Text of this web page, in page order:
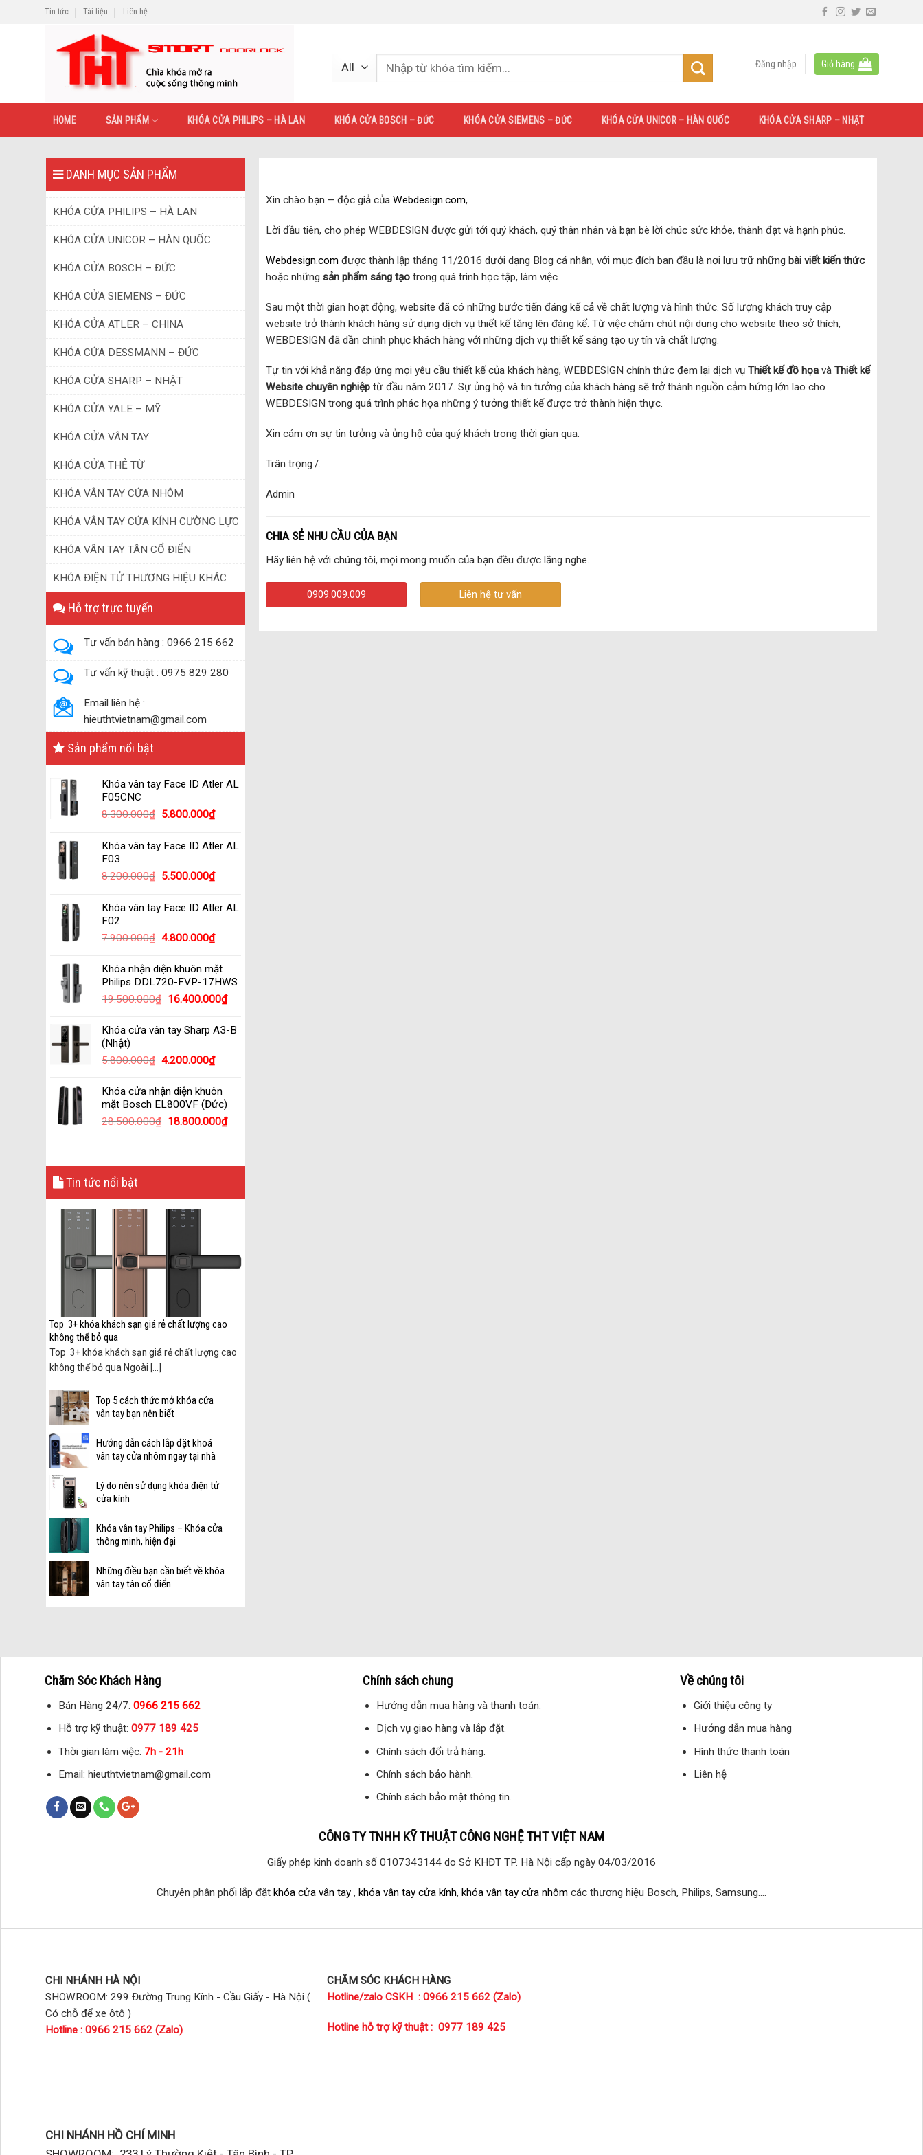
Tin tức Tài liệu Liên hệ
Đăng nhập Giỏ hàng
HOME SẢN PHẨM KHÓA CỬA PHILIPS – HÀ LAN KHÓA CỬA BOSCH – ĐỨC KHÓA CỬA SIEMENS – ĐỨC KHÓA CỬA UNICOR – HÀN QUỐC KHÓA CỬA SHARP – NHẬT
DANH MỤC SẢN PHẨM
KHÓA CỬA PHILIPS – HÀ LAN
KHÓA CỬA UNICOR – HÀN QUỐC
KHÓA CỬA BOSCH – ĐỨC
KHÓA CỬA SIEMENS – ĐỨC
KHÓA CỬA ATLER – CHINA
KHÓA CỬA DESSMANN – ĐỨC
KHÓA CỬA SHARP – NHẬT
KHÓA CỬA YALE – MỸ
KHÓA CỬA VÂN TAY
KHÓA CỬA THẺ TỪ
KHÓA VÂN TAY CỬA NHÔM
KHÓA VÂN TAY CỬA KÍNH CƯỜNG LỰC
KHÓA VÂN TAY TÂN CỔ ĐIỂN
KHÓA ĐIỆN TỬ THƯƠNG HIỆU KHÁC
Hỗ trợ trực tuyến
Tư vấn bán hàng : 0966 215 662
Tư vấn kỹ thuật : 0975 829 280
Email liên hệ :
hieuthtvietnam@gmail.com
Sản phẩm nổi bật
Khóa vân tay Face ID Atler AL
F05CNC
8.300.000₫ 5.800.000₫
Khóa vân tay Face ID Atler AL
F03
8.200.000₫ 5.500.000₫
Khóa vân tay Face ID Atler AL
F02
7.900.000₫ 4.800.000₫
Khóa nhận diện khuôn mặt
Philips DDL720-FVP-17HWS
19.500.000₫ 16.400.000₫
Khóa cửa vân tay Sharp A3-B
(Nhật)
5.800.000₫ 4.200.000₫
Khóa cửa nhận diện khuôn
mặt Bosch EL800VF (Đức)
28.500.000₫ 18.800.000₫
Tin tức nổi bật
Top 3+ khóa khách sạn giá rẻ chất lượng cao
không thể bỏ qua
Top 3+ khóa khách sạn giá rẻ chất lượng cao
không thể bỏ qua Ngoài [...]
Top 5 cách thức mở khóa cửa
vân tay bạn nên biết
Hướng dẫn cách lắp đặt khoá
vân tay cửa nhôm ngay tại nhà
Lý do nên sử dụng khóa điện tử
cửa kính
Khóa vân tay Philips – Khóa cửa
thông minh, hiện đại
Những điều bạn cần biết về khóa
vân tay tân cổ điển
Xin chào bạn – độc giả của Webdesign.com,
Lời đầu tiên, cho phép WEBDESIGN được gửi tới quý khách, quý thân nhân và bạn bè lời chúc sức khỏe, thành đạt và hạnh phúc.
Webdesign.com được thành lập tháng 11/2016 dưới dạng Blog cá nhân, với mục đích ban đầu là nơi lưu trữ những bài viết kiến thức
hoặc những sản phẩm sáng tạo trong quá trình học tập, làm việc.
Sau một thời gian hoạt động, website đã có những bước tiến đáng kể cả về chất lượng và hình thức. Số lượng khách truy cập
website trở thành khách hàng sử dụng dịch vụ thiết kế tăng lên đáng kể. Từ việc chăm chút nội dung cho website theo sở thích,
WEBDESIGN đã dần chinh phục khách hàng với những dịch vụ thiết kế sáng tạo uy tín và chất lượng.
Tự tin với khả năng đáp ứng mọi yêu cầu thiết kế của khách hàng, WEBDESIGN chính thức đem lại dịch vụ Thiết kế đồ họa và Thiết kế
Website chuyên nghiệp từ đầu năm 2017. Sự ủng hộ và tin tưởng của khách hàng sẽ trở thành nguồn cảm hứng lớn lao cho
WEBDESIGN trong quá trình phác họa những ý tưởng thiết kế được trở thành hiện thực.
Xin cám ơn sự tin tưởng và ủng hộ của quý khách trong thời gian qua.
Trân trọng./.
Admin
CHIA SẺ NHU CẦU CỦA BẠN
Hãy liên hệ với chúng tôi, mọi mong muốn của bạn đều được lắng nghe.
0909.009.009 Liên hệ tư vấn
Chăm Sóc Khách Hàng
Bán Hàng 24/7:0966 215 662
Hỗ trợ kỹ thuật:0977 189 425
Thời gian làm việc: 7h - 21h
Email: hieuthtvietnam@gmail.com
Chính sách chung
Hướng dẫn mua hàng và thanh toán.
Dịch vụ giao hàng và lắp đặt.
Chính sách đổi trả hàng.
Chính sách bảo hành.
Chính sách bảo mật thông tin.
Về chúng tôi
Giới thiệu công ty
Hướng dẫn mua hàng
Hình thức thanh toán
Liên hệ
CÔNG TY TNHH KỸ THUẬT CÔNG NGHỆ THT VIỆT NAM
Giấy phép kinh doanh số 0107343144 do Sở KHĐT TP. Hà Nội cấp ngày 04/03/2016
Chuyên phân phối lắp đặt khóa cửa vân tay , khóa vân tay cửa kính, khóa vân tay cửa nhôm các thương hiệu Bosch, Philips, Samsung....
CHI NHÁNH HÀ NỘI
SHOWROOM: 299 Đường Trung Kính - Cầu Giấy - Hà Nội (
Có chỗ để xe ôtô )
Hotline : 0966 215 662 (Zalo)
CHĂM SÓC KHÁCH HÀNG
Hotline/zalo CSKH : 0966 215 662 (Zalo)
Hotline hỗ trợ kỹ thuật : 0977 189 425
CHI NHÁNH HỒ CHÍ MINH